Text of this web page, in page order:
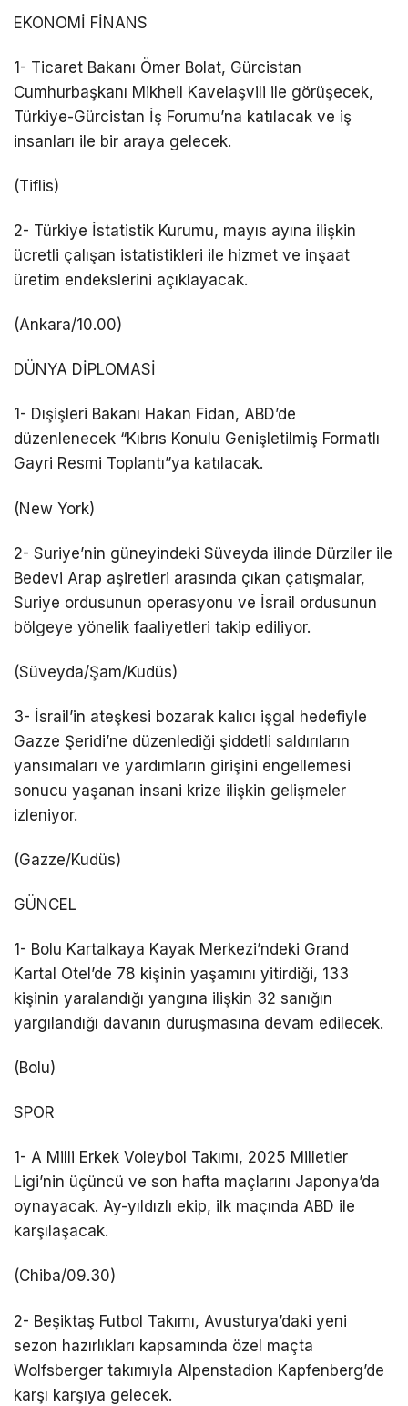
EKONOMİ FİNANS
1- Ticaret Bakanı Ömer Bolat, Gürcistan
Cumhurbaşkanı Mikheil Kavelaşvili ile görüşecek,
Türkiye-Gürcistan İş Forumu’na katılacak ve iş
insanları ile bir araya gelecek.
(Tiflis)
2- Türkiye İstatistik Kurumu, mayıs ayına ilişkin
ücretli çalışan istatistikleri ile hizmet ve inşaat
üretim endekslerini açıklayacak.
(Ankara/10.00)
DÜNYA DİPLOMASİ
1-⁠ ⁠Dışişleri Bakanı Hakan Fidan, ABD’de
düzenlenecek “Kıbrıs Konulu Genişletilmiş Formatlı
Gayri Resmi Toplantı”ya katılacak.
(New York)
2- Suriye’nin güneyindeki Süveyda ilinde Dürziler ile
Bedevi Arap aşiretleri arasında çıkan çatışmalar,
Suriye ordusunun operasyonu ve İsrail ordusunun
bölgeye yönelik faaliyetleri takip ediliyor.
(Süveyda/Şam/Kudüs)
3- İsrail’in ateşkesi bozarak kalıcı işgal hedefiyle
Gazze Şeridi’ne düzenlediği şiddetli saldırıların
yansımaları ve yardımların girişini engellemesi
sonucu yaşanan insani krize ilişkin gelişmeler
izleniyor.
(Gazze/Kudüs)
GÜNCEL
1- Bolu Kartalkaya Kayak Merkezi’ndeki Grand
Kartal Otel’de 78 kişinin yaşamını yitirdiği, 133
kişinin yaralandığı yangına ilişkin 32 sanığın
yargılandığı davanın duruşmasına devam edilecek.
(Bolu)
SPOR
1- A Milli Erkek Voleybol Takımı, 2025 Milletler
Ligi’nin üçüncü ve son hafta maçlarını Japonya’da
oynayacak. Ay-yıldızlı ekip, ilk maçında ABD ile
karşılaşacak.
(Chiba/09.30)
2- Beşiktaş Futbol Takımı, Avusturya’daki yeni
sezon hazırlıkları kapsamında özel maçta
Wolfsberger takımıyla Alpenstadion Kapfenberg’de
karşı karşıya gelecek.